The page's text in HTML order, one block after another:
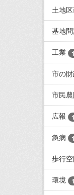
土地
基地
工業 1
市の
市民
広報 1
急病 1
歩行
環境 1